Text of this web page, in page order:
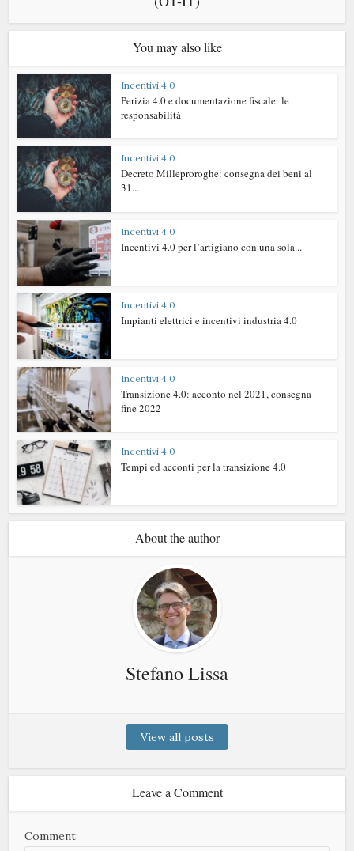
You may also like
Incentivi 4.0
Perizia 4.0 e documentazione fiscale: le
responsabilità
Incentivi 4.0
Decreto Milleproroghe: consegna dei beni al
31...
Incentivi 4.0
Incentivi 4.0 per l’artigiano con una sola...
Incentivi 4.0
Impianti elettrici e incentivi industria 4.0
Incentivi 4.0
Transizione 4.0: acconto nel 2021, consegna
fine 2022
Incentivi 4.0
Tempi ed acconti per la transizione 4.0
About the author
Stefano Lissa
View all posts
Leave a Comment
Comment